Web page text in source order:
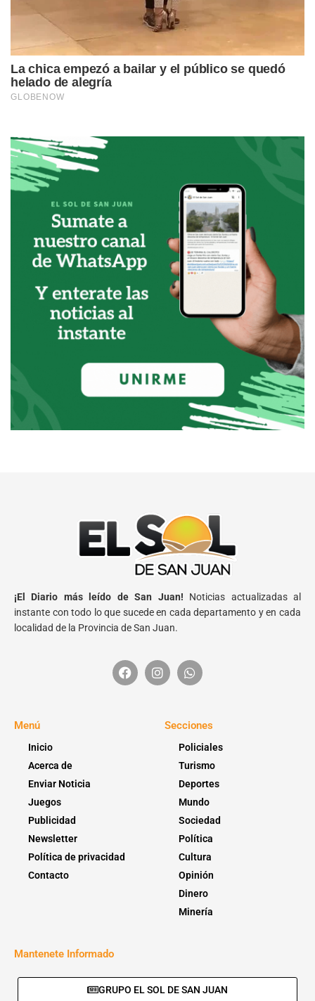
¡El Diario más leído de San Juan! Noticias actualizadas al
instante con todo lo que sucede en cada departamento y en cada
localidad de la Provincia de San Juan.
Menú
Inicio
Acerca de
Enviar Noticia
Juegos
Publicidad
Newsletter
Política de privacidad
Contacto
Secciones
Policiales
Turismo
Deportes
Mundo
Sociedad
Política
Cultura
Opinión
Dinero
Minería
Mantenete Informado
GRUPO EL SOL DE SAN JUAN